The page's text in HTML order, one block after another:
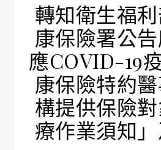
轉知衛生福
康保險署公
應COVID-19
康保險特約
構提供保險
療作業須知